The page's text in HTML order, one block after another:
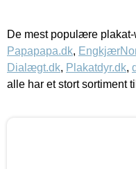
De mest populære
Papapapa.dk,
Dialægt.dk, Plakatdyr.dk,
alle har et stort sortiment